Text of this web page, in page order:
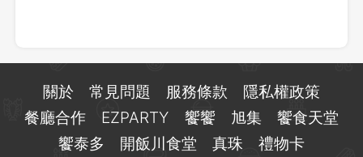
關於 常見問題 服務條款
隱私權政策
餐廳合作
EZPARTY 饗饗 旭集
饗食天堂
饗泰多
開飯川食堂 真珠 禮物卡